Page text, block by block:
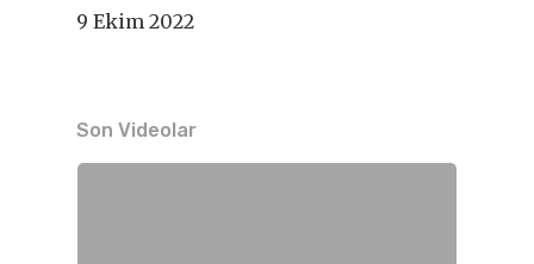
9 Ekim 2022
Son Videolar